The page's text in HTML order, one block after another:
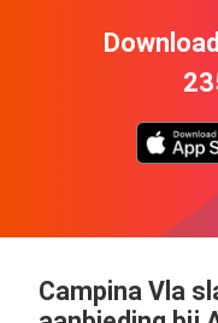
Campina Vla